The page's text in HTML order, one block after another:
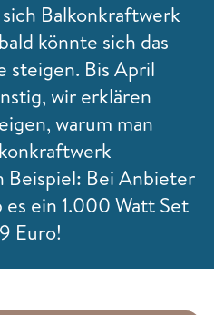
Balkonkraftwerk
könnte sich das
steigen. Bis April
wir erklären
warum man
Beispiel: Bei Anbieter
ein 1.000 Watt Set
Euro!